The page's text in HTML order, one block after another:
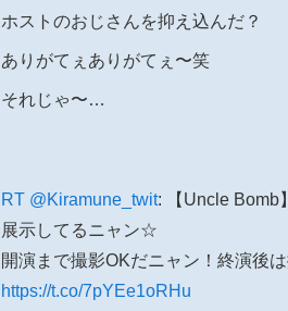
ホストのおじさんを抑え込んだ？
ありがてぇありがてぇ〜笑
それじゃ〜…
RT @Kiramune_twit: 【Uncle Bomb
展示してるニャン☆
開演まで撮影OKだニャン！終演後
https://t.co/7pYEe1oRHu